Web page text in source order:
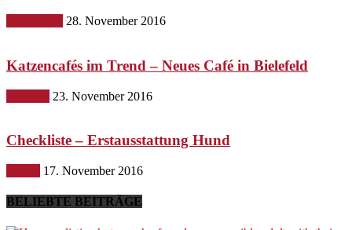
28. November 2016
Katzencafés im Trend – Neues Café in Bielefeld
23. November 2016
Checkliste – Erstausstattung Hund
17. November 2016
BELIEBTE BEITRÄGE